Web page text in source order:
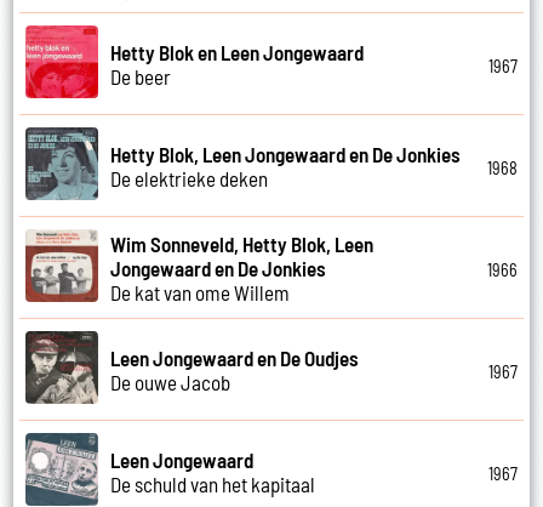
Hetty Blok en Leen Jongewaard
De beer
1967
Hetty Blok, Leen Jongewaard en De Jonkies
De elektrieke deken
1968
Wim Sonneveld, Hetty Blok, Leen
Jongewaard en De Jonkies
De kat van ome Willem
1966
Leen Jongewaard en De Oudjes
De ouwe Jacob
1967
Leen Jongewaard
De schuld van het kapitaal
1967